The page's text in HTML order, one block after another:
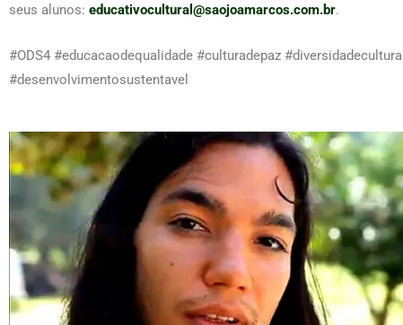
seus alunos: educativocultural@saojoamarcos.com.br.
#ODS4 #educacaodequalidade #culturadepaz #diversidadecultural
#desenvolvimentosustentavel